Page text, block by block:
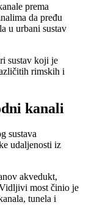
prema
da pređu
u urbani sustav
sustav koji je
rimskih i
kanali
sustava
udaljenosti iz
akvedukt,
most činio je
tunela i